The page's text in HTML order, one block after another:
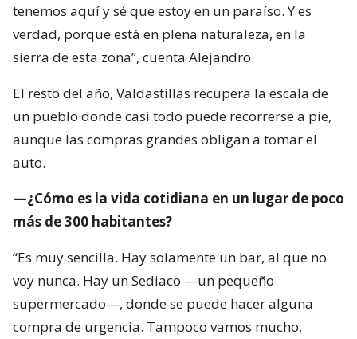
tenemos aquí y sé que estoy en un paraíso. Y es
verdad, porque está en plena naturaleza, en la
sierra de esta zona”, cuenta Alejandro.
El resto del año, Valdastillas recupera la escala de
un pueblo donde casi todo puede recorrerse a pie,
aunque las compras grandes obligan a tomar el
auto.
—¿Cómo es la vida cotidiana en un lugar de poco
más de 300 habitantes?
“Es muy sencilla. Hay solamente un bar, al que no
voy nunca. Hay un Sediaco —un pequeño
supermercado—, donde se puede hacer alguna
compra de urgencia. Tampoco vamos mucho,